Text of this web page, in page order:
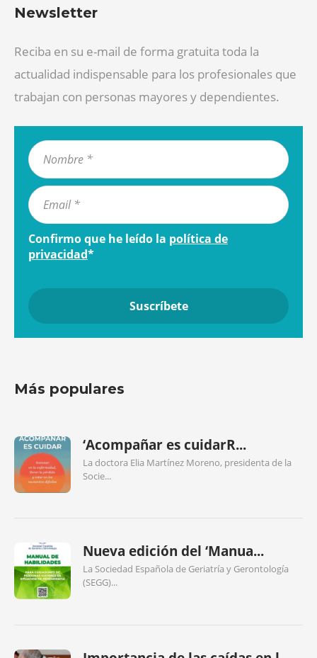
Newsletter
Reciba en su e-mail de forma gratuita toda la
actualidad indispensable para los profesionales que
trabajan con personas mayores y dependientes.
Confirmo que he leído la política de
privacidad*
Más populares
‘Acompañar es cuidarR...
La doctora Elia Martínez Moreno, presidenta de la
Socie...
Nueva edición del ‘Manua...
La Sociedad Española de Geriatría y Gerontología
(SEGG)...